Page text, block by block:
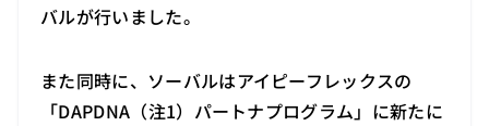
バルが行いました。
また同時に、ソーバルはアイピーフレックスの
「DAPDNA（注1）パートナプログラム」に新たに